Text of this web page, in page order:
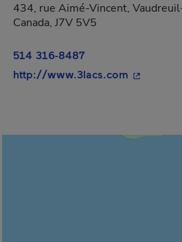
434, rue Aimé-Vincent,
Canada, J7V 5V5
514 316-8487
http://www.3lacs.com - Cet